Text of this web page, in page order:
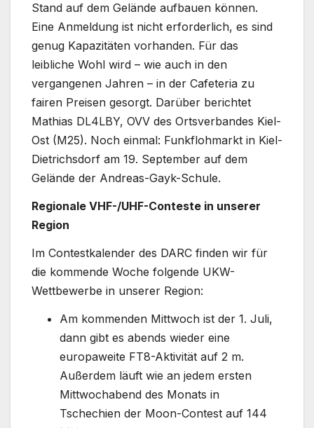
Stand auf dem Gelände aufbauen können.
Eine Anmeldung ist nicht erforderlich, es sind
genug Kapazitäten vorhanden. Für das
leibliche Wohl wird – wie auch in den
vergangenen Jahren – in der Cafeteria zu
fairen Preisen gesorgt. Darüber berichtet
Mathias DL4LBY, OVV des Ortsverbandes Kiel-
Ost (M25). Noch einmal: Funkflohmarkt in Kiel-
Dietrichsdorf am 19. September auf dem
Gelände der Andreas-Gayk-Schule.
Regionale VHF-/UHF-Conteste in unserer
Region
Im Contestkalender des DARC finden wir für
die kommende Woche folgende UKW-
Wettbewerbe in unserer Region:
Am kommenden Mittwoch ist der 1. Juli,
dann gibt es abends wieder eine
europaweite FT8-Aktivität auf 2 m.
Außerdem läuft wie an jedem ersten
Mittwochabend des Monats in
Tschechien der Moon-Contest auf 144